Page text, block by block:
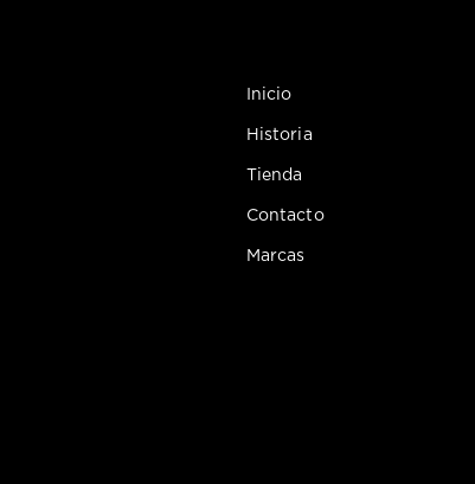
Inicio
Historia
Tienda
Contacto
Marcas